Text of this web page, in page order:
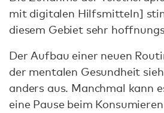
mit digitalen Hilfsmitteln]
diesem Gebiet sehr
Der Aufbau einer neuen
der mentalen Gesundheit
anders aus. Manchmal kann
eine Pause beim